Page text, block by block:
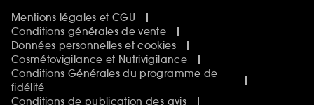
Mentions légales et CGU
Conditions générales de vente
Données personnelles et cookies
Cosmétovigilance et Nutrivigilance
Conditions Générales du programme de
fidélité
Conditions de publication des avis